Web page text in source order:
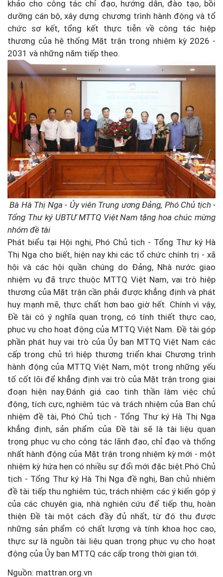
khảo cho công tác chỉ đạo, hướng dẫn, đào tạo, bồi
dưỡng cán bộ, xây dựng chương trình hành động và tổ
chức sơ kết, tổng kết thực tiễn về công tác hiệp
thương của hệ thống Mặt trận trong nhiệm kỳ 2026 -
2031 và những năm tiếp theo.
Bà Hà Thị Nga - Ủy viên Trung ương Đảng, Phó Chủ tịch -
Tổng Thư ký UBTƯ MTTQ Việt Nam tặng hoa chúc mừng
nhóm đề tài
Phát biểu tại Hội nghị, Phó Chủ tịch - Tổng Thư ký Hà
Thị Nga cho biết, hiện nay khi các tổ chức chính trị - xã
hội và các hội quần chúng do Đảng, Nhà nước giao
nhiệm vụ đã trực thuộc MTTQ Việt Nam, vai trò hiệp
thương của Mặt trận cần phải được khẳng định và phát
huy mạnh mẽ, thực chất hơn bao giờ hết. Chính vì vậy,
Đề tài có ý nghĩa quan trọng, có tính thiết thực cao,
phục vụ cho hoạt động của MTTQ Việt Nam. Đề tài góp
phần phát huy vai trò của Ủy ban MTTQ Việt Nam các
cấp trong chủ trì hiệp thương triển khai Chương trình
hành động của MTTQ Việt Nam, một trong những yếu
tố cốt lõi để khẳng định vai trò của Mặt trận trong giai
đoạn hiện nay.Đánh giá cao tinh thần làm việc chủ
động, tích cực, nghiêm túc và trách nhiệm của Ban chủ
nhiệm đề tài, Phó Chủ tịch - Tổng Thư ký Hà Thị Nga
khẳng định, sản phẩm của Đề tài sẽ là tài liệu quan
trọng phục vụ cho công tác lãnh đạo, chỉ đạo và thống
nhất hành động của Mặt trận trong nhiệm kỳ mới - một
nhiệm kỳ hứa hẹn có nhiều sự đổi mới đặc biệt.Phó Chủ
tịch - Tổng Thư ký Hà Thị Nga đề nghị, Ban chủ nhiệm
đề tài tiếp thu nghiêm túc, trách nhiệm các ý kiến góp ý
của các chuyên gia, nhà nghiên cứu để tiếp thu, hoàn
thiện Đề tài một cách đầy đủ nhất, từ đó thu được
những sản phẩm có chất lượng và tính khoa học cao,
thực sự là nguồn tài liệu quan trọng phục vụ cho hoạt
động của Ủy ban MTTQ các cấp trong thời gian tới.
Nguồn: mattran.org.vn